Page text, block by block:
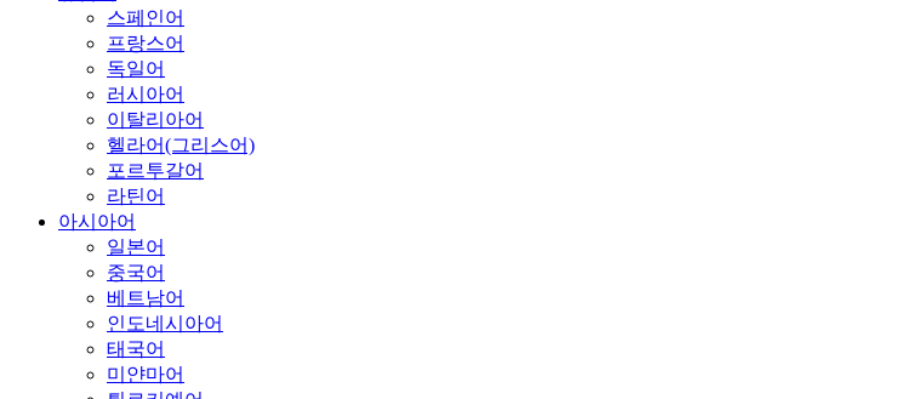
스페인어
프랑스어
독일어
러시아어
이탈리아어
헬라어(그리스어)
포르투갈어
라틴어
아시아어
일본어
중국어
베트남어
인도네시아어
태국어
미얀마어